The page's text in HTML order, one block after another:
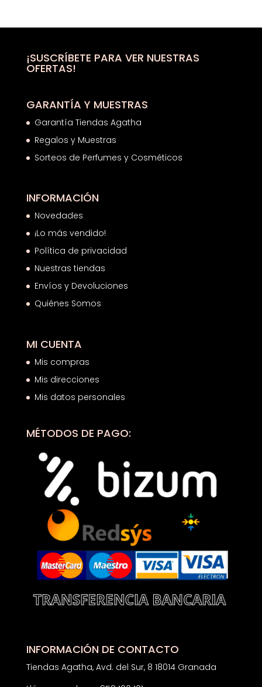
era:
es:
¡SUSCRÍBETE PARA VER NUESTRAS
OFERTAS!
GARANTÍA Y MUESTRAS
Garantía Tiendas Agatha
Regalos y Muestras
Sorteos de Perfumes y Cosméticos
INFORMACIÓN
Novedades
¡Lo más vendido!
Política de privacidad
Nuestras tiendas
Envíos y Devoluciones
Quiénes Somos
MI CUENTA
Mis compras
Mis direcciones
Mis datos personales
MÉTODOS DE PAGO:
INFORMACIÓN DE CONTACTO
Tiendas Agatha, Avd. del Sur, 8 18014 Granada